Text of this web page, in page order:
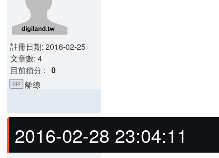
註冊日期: 2016-02-25
文章數: 4
目前積分 : 0
離線
2016-02-28 23:04:11